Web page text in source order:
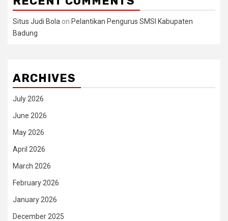
Situs Judi Bola on Pelantikan Pengurus SMSI Kabupaten
Badung
ARCHIVES
July 2026
June 2026
May 2026
April 2026
March 2026
February 2026
January 2026
December 2025